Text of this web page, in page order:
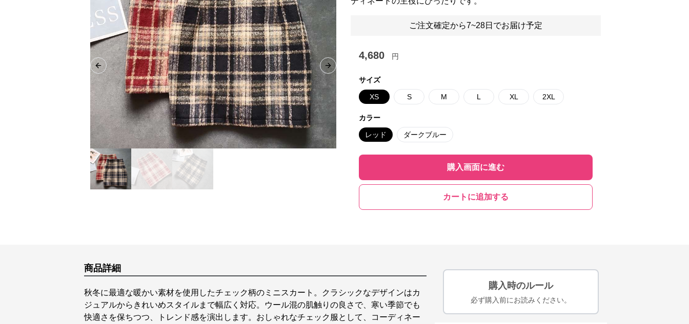
Previous slide Next slide
ご注文確定から7~28日でお届け予定
4,680 円
サイズ
XS S M L XL 2XL
カラー
レッド ダークブルー
購入画面に進む
カートに追加する
商品詳細
秋冬に最適な暖かい素材を使用したチェック柄のミニスカート。クラシックなデザインはカ
ジュアルからきれいめスタイルまで幅広く対応。ウール混の肌触りの良さで、寒い季節でも
快適さを保ちつつ、トレンド感を演出します。おしゃれなチェック服として、コーディネー
購入時のルール
必ず購入前にお読みください。